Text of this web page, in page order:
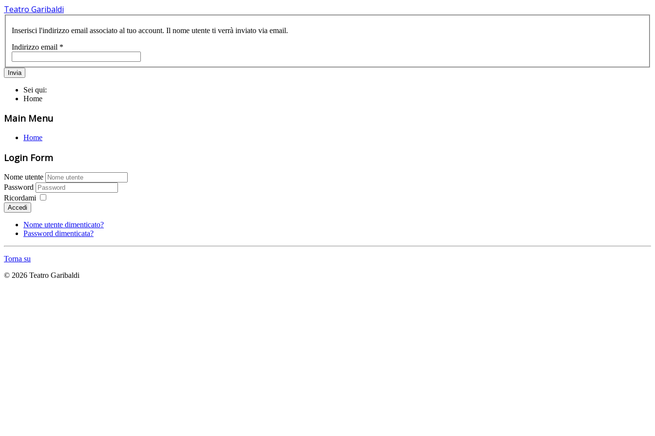
Teatro Garibaldi
Inserisci l'indirizzo email associato al tuo account. Il nome utente ti verrà inviato via email.
Indirizzo email *
Invia
Sei qui:
Home
Main Menu
Home
Login Form
Nome utente
Password
Ricordami
Accedi
Nome utente dimenticato?
Password dimenticata?
Torna su
© 2026 Teatro Garibaldi